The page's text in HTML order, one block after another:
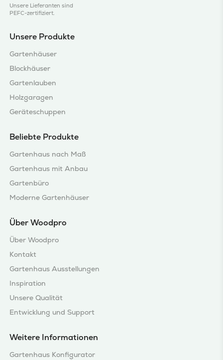
Unsere Lieferanten sind
PEFC-zertifiziert.
Unsere Produkte
Gartenhäuser
Blockhäuser
Gartenlauben
Holzgaragen
Geräteschuppen
Beliebte Produkte
Gartenhaus nach Maß
Gartenhaus mit Anbau
Gartenbüro
Moderne Gartenhäuser
Über Woodpro
Über Woodpro
Kontakt
Gartenhaus Ausstellungen
Inspiration
Unsere Qualität
Entwicklung und Support
Weitere Informationen
Gartenhaus Konfigurator